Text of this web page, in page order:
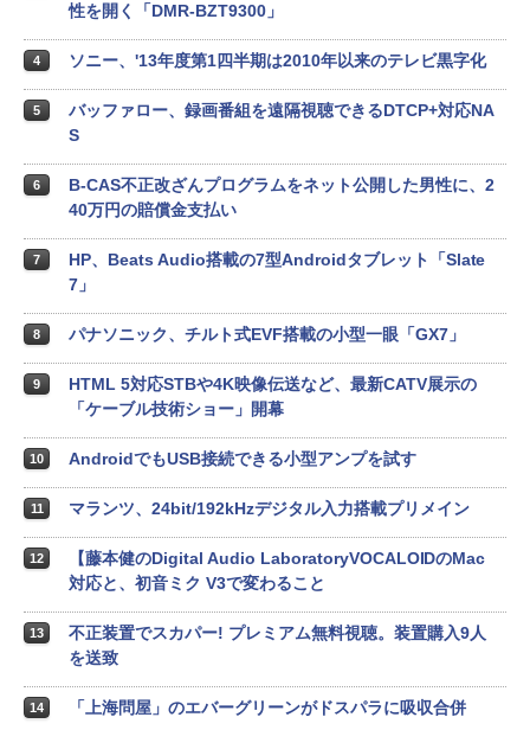
性を開く「DMR-BZT9300」
4 ソニー、'13年度第1四半期は2010年以来のテレビ黒字化
5
バッファロー、録画番組を遠隔視聴できるDTCP+対応NA
S
6
B-CAS不正改ざんプログラムをネット公開した男性に、2
40万円の賠償金支払い
7
HP、Beats Audio搭載の7型Androidタブレット「Slate
7」
8 パナソニック、チルト式EVF搭載の小型一眼「GX7」
9
HTML 5対応STBや4K映像伝送など、最新CATV展示の
「ケーブル技術ショー」開幕
10 AndroidでもUSB接続できる小型アンプを試す
11 マランツ、24bit/192kHzデジタル入力搭載プリメイン
12
【藤本健のDigital Audio LaboratoryVOCALOIDのMac
対応と、初音ミク V3で変わること
13
不正装置でスカパー! プレミアム無料視聴。装置購入9人
を送致
14 「上海問屋」のエバーグリーンがドスパラに吸収合併